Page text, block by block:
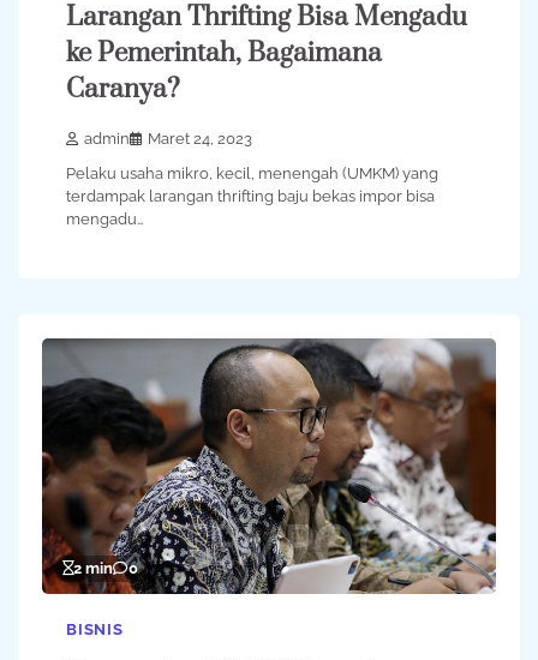
Larangan Thrifting Bisa Mengadu
ke Pemerintah, Bagaimana
Caranya?
admin
Maret 24, 2023
Pelaku usaha mikro, kecil, menengah (UMKM) yang
terdampak larangan thrifting baju bekas impor bisa
mengadu…
2 min 0
BISNIS